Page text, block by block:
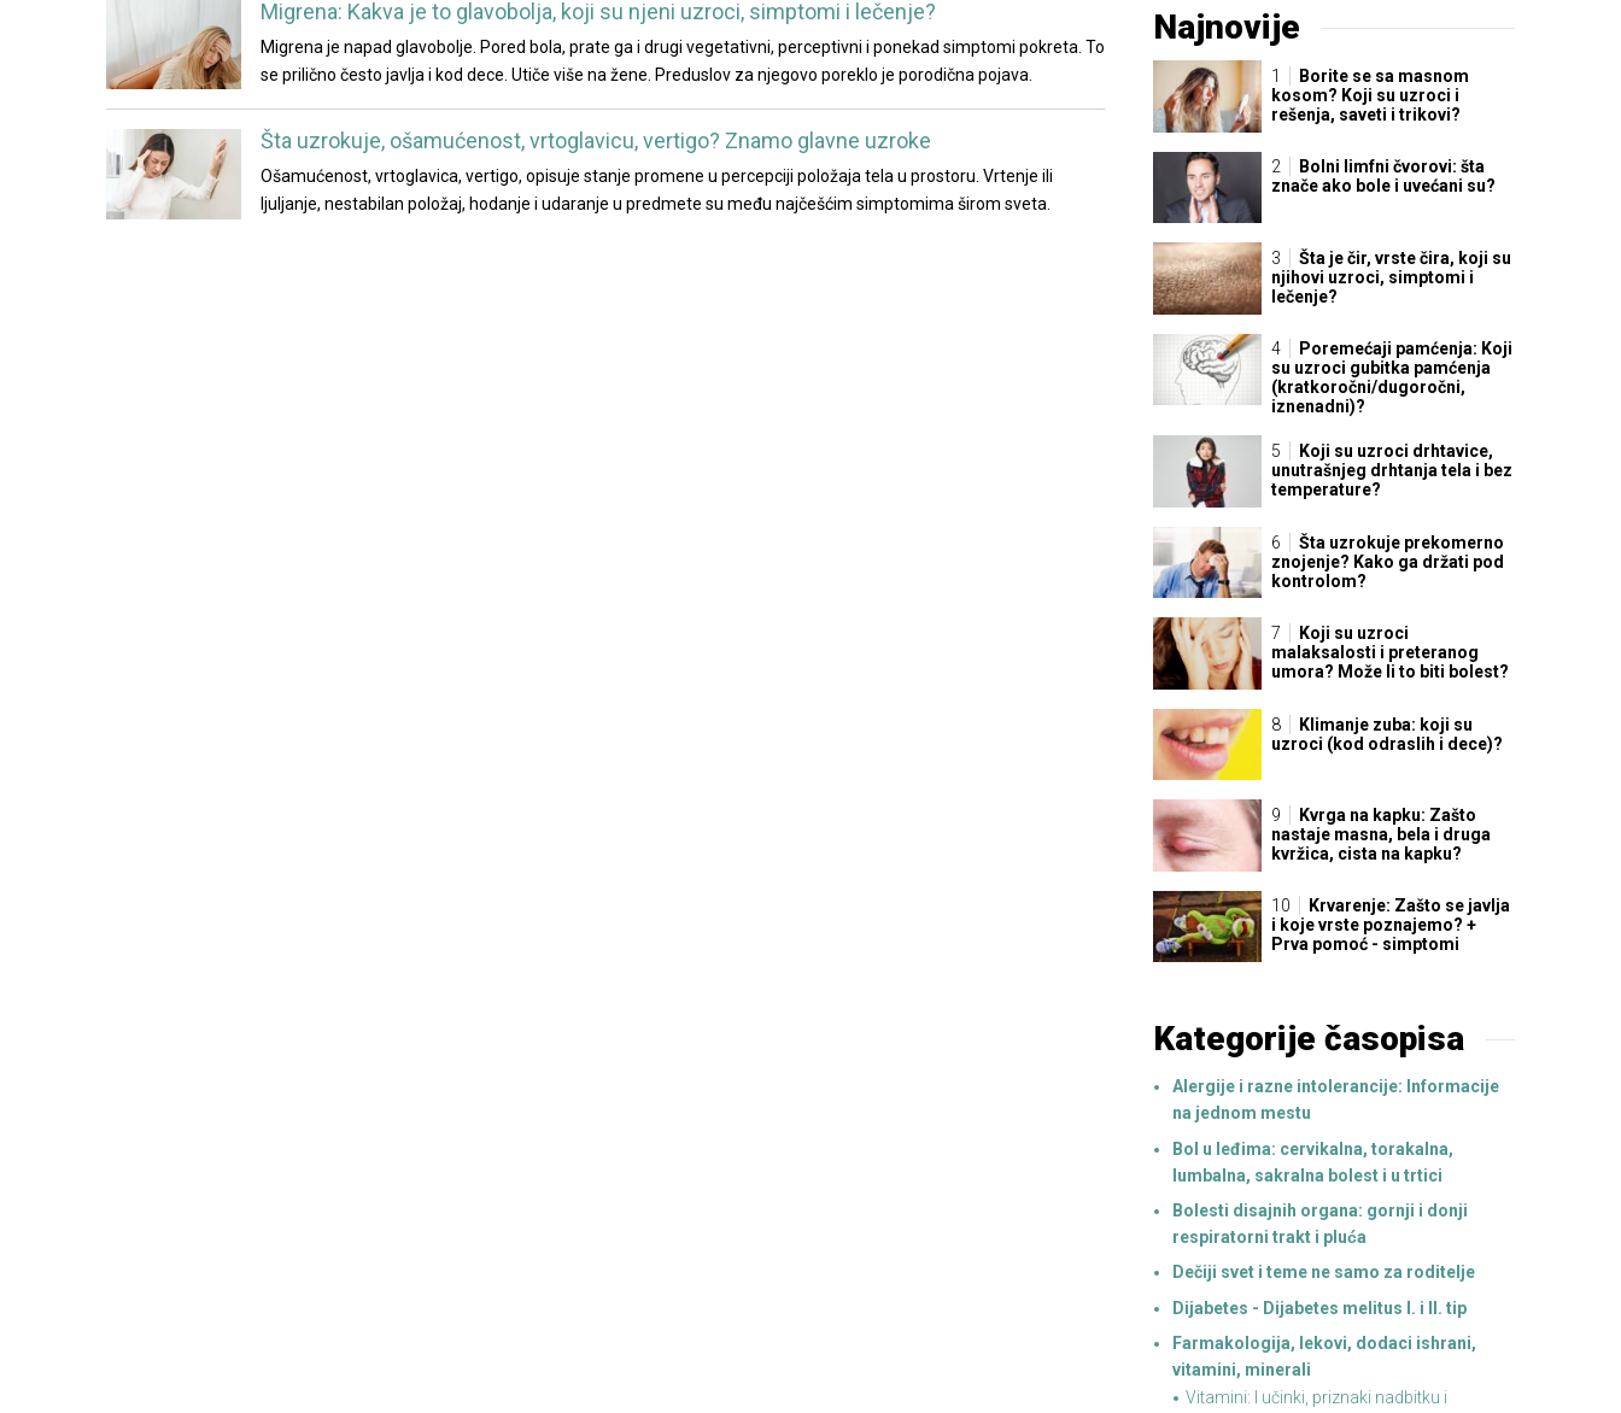
Migrena: Kakva je to glavobolja, koji su njeni uzroci, simptomi i lečenje?
Migrena je napad glavobolje. Pored bola, prate ga i drugi vegetativni, perceptivni i ponekad simptomi pokreta. To
se prilično često javlja i kod dece. Utiče više na žene. Preduslov za njegovo poreklo je porodična pojava.
Šta uzrokuje, ošamućenost, vrtoglavicu, vertigo? Znamo glavne uzroke
Ošamućenost, vrtoglavica, vertigo, opisuje stanje promene u percepciji položaja tela u prostoru. Vrtenje ili
ljuljanje, nestabilan položaj, hodanje i udaranje u predmete su među najčešćim simptomima širom sveta.
Najnovije
Borite se sa masnom
kosom? Koji su uzroci i
rešenja, saveti i trikovi?
Bolni limfni čvorovi: šta
znače ako bole i uvećani su?
Šta je čir, vrste čira, koji su
njihovi uzroci, simptomi i
lečenje?
Poremećaji pamćenja: Koji
su uzroci gubitka pamćenja
(kratkoročni/dugoročni,
iznenadni)?
Koji su uzroci drhtavice,
unutrašnjeg drhtanja tela i bez
temperature?
Šta uzrokuje prekomerno
znojenje? Kako ga držati pod
kontrolom?
Koji su uzroci
malaksalosti i preteranog
umora? Može li to biti bolest?
Klimanje zuba: koji su
uzroci (kod odraslih i dece)?
Kvrga na kapku: Zašto
nastaje masna, bela i druga
kvržica, cista na kapku?
Krvarenje: Zašto se javlja
i koje vrste poznajemo? +
Prva pomoć - simptomi
Kategorije časopisa
Alergije i razne intolerancije: Informacije
na jednom mestu
Bol u leđima: cervikalna, torakalna,
lumbalna, sakralna bolest i u trtici
Bolesti disajnih organa: gornji i donji
respiratorni trakt i pluća
Dečiji svet i teme ne samo za roditelje
Dijabetes - Dijabetes melitus I. i II. tip
Farmakologija, lekovi, dodaci ishrani,
vitamini, minerali
Vitamini: I učinki, priznaki nadbitku i